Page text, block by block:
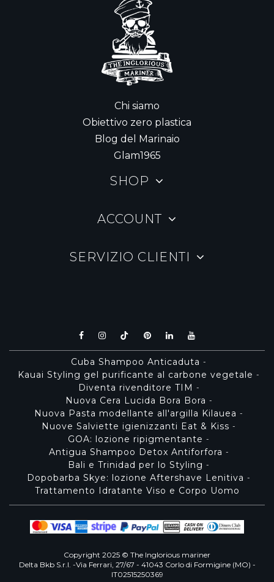
Chi siamo
Obiettivo zero plastica
Blog del Marinaio
Glam1965
SHOP
ACCOUNT
SERVIZIO CLIENTI
Cuba Shampoo Anticaduta -
Kauai Styling gel purificante al carbone vegetale -
Diventa rivenditore TIM -
Nuova Cera Lucida Bora Bora -
Nuova Pasta modellante all'argilla Kilauea -
Nuove Salviette igienizzanti Eat & Kiss -
GOA: lozione ripigmentante -
Antigua Shampoo Detox Antiforfora -
Bali e Trinidad per lo Styling -
Dopobarba Skye: lozione Aftershave Lenitiva -
Trattamento Idratante Viso e Corpo Uomo
Copyright 2025 © The Inglorious mariner
Delta Bkb S.r.l. -Via Ferrari, 27/67 - 41043 Corlo di Formigine (MO) -
IT02515250369